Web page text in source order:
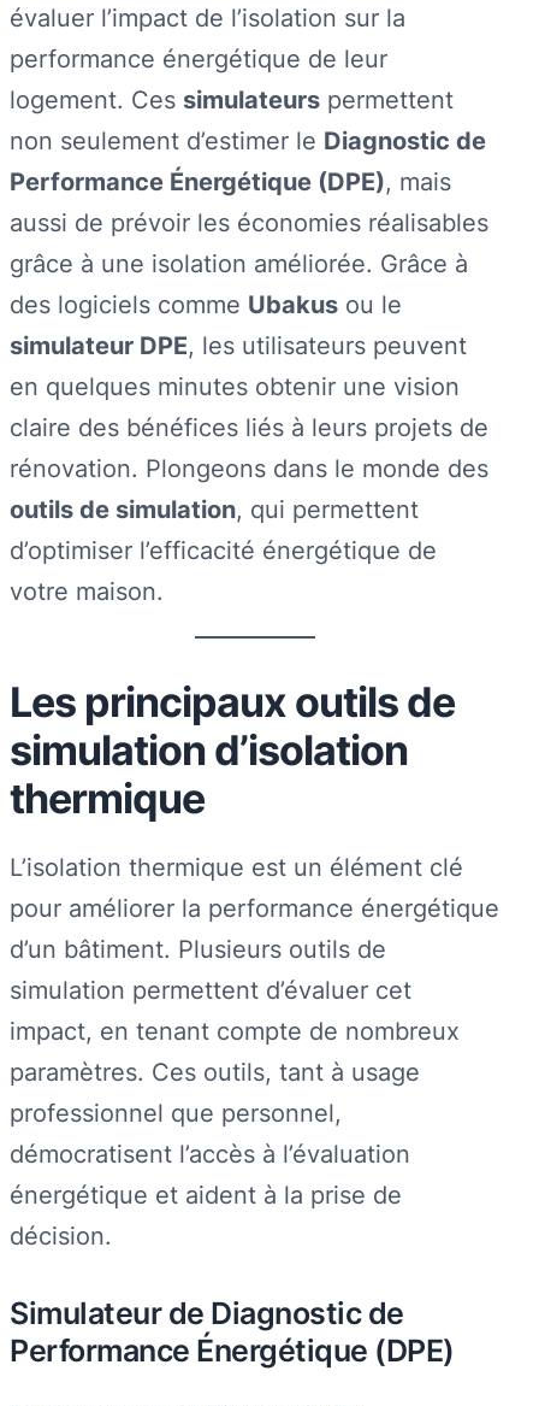
évaluer l’impact de l’isolation sur la
performance énergétique de leur
logement. Ces simulateurs permettent
non seulement d’estimer le Diagnostic de
Performance Énergétique (DPE), mais
aussi de prévoir les économies réalisables
grâce à une isolation améliorée. Grâce à
des logiciels comme Ubakus ou le
simulateur DPE, les utilisateurs peuvent
en quelques minutes obtenir une vision
claire des bénéfices liés à leurs projets de
rénovation. Plongeons dans le monde des
outils de simulation, qui permettent
d’optimiser l’efficacité énergétique de
votre maison.
Les principaux outils de
simulation d’isolation
thermique
L’isolation thermique est un élément clé
pour améliorer la performance énergétique
d’un bâtiment. Plusieurs outils de
simulation permettent d’évaluer cet
impact, en tenant compte de nombreux
paramètres. Ces outils, tant à usage
professionnel que personnel,
démocratisent l’accès à l’évaluation
énergétique et aident à la prise de
décision.
Simulateur de Diagnostic de
Performance Énergétique (DPE)